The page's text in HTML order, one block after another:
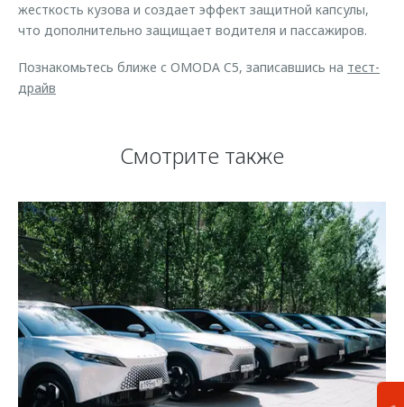
жесткость кузова и создает эффект защитной капсулы,
что дополнительно защищает водителя и пассажиров.
Познакомьтесь ближе с OMODA C5, записавшись на тест-
драйв
Смотрите также